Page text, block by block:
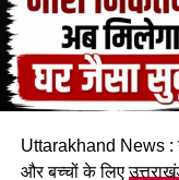
Uttarakhand News :
और बच्चों के लिए